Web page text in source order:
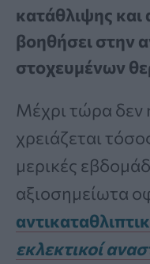
κατάθλιψης και
βοηθήσει στην
στοχευμένων
Μέχρι τώρα δεν
χρειάζεται
μερικές
αξιοσημείωτα
εκλεκτικοί